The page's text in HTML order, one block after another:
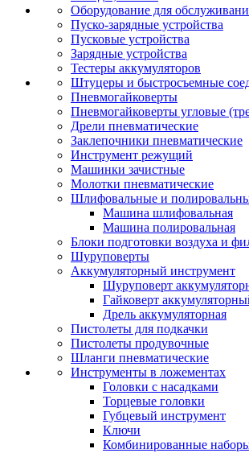
Оборудование для
Пуско-зарядные устройства
Пусковые устройства
Зарядные устройства
Тестеры аккумуляторов
Штуцеры и быстросъемные
Пневмогайковерты
Пневмогайковерты угловые
Дрели пневматические
Заклепочники пневматические
Инструмент режущий
Машинки зачистные
Молотки пневматические
Шлифовальные и
Машина шлифовальная
Машина полировальная
Блоки подготовки воздуха и
Шуруповерты
Аккумуляторный инструмент
Шуруповерт
Гайковерт
Дрель аккумуляторная
Пистолеты для подкачки
Пистолеты продувочные
Шланги пневматические
Инструменты в ложементах
Головки с насадками
Торцевые головки
Губцевый инструмент
Ключи
Комбинированные